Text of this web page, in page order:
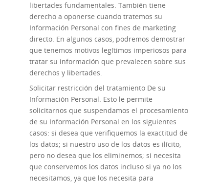
libertades fundamentales. También tiene
derecho a oponerse cuando tratemos su
Información Personal con fines de marketing
directo. En algunos casos, podremos demostrar
que tenemos motivos legítimos imperiosos para
tratar su información que prevalecen sobre sus
derechos y libertades.
Solicitar restricción del tratamiento De su
Información Personal. Esto le permite
solicitarnos que suspendamos el procesamiento
de su Información Personal en los siguientes
casos: si desea que verifiquemos la exactitud de
los datos; si nuestro uso de los datos es ilícito,
pero no desea que los eliminemos; si necesita
que conservemos los datos incluso si ya no los
necesitamos, ya que los necesita para